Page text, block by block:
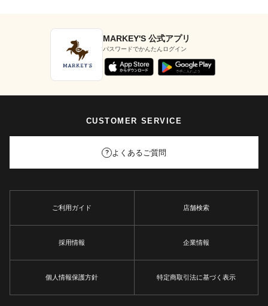
MARKEY'S 公式アプリ
パスワードでかんたんログイン
CUSTOMER SERVICE
? よくあるご質問
ご利用ガイド 店舗検索
採用情報 企業情報
個人情報保護方針 特定商取引法に基づく表示